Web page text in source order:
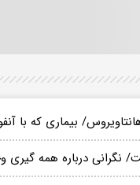
بیماری که با
نگرانی درباره همه گیری